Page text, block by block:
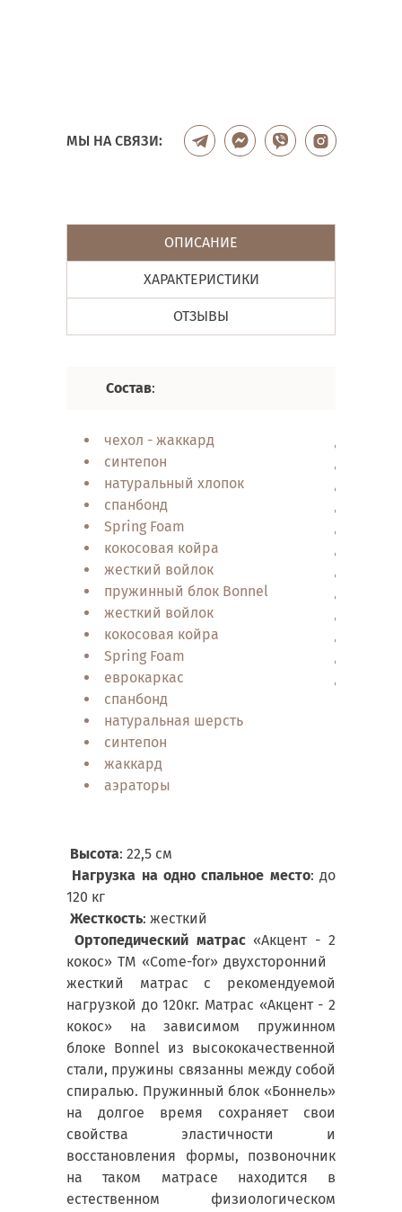
МЫ НА СВЯЗИ:
ОПИСАНИЕ
ХАРАКТЕРИСТИКИ
ОТЗЫВЫ
Состав:
чехол - жаккард
синтепон
натуральный хлопок
спанбонд
Spring Foam
кокосовая койра
жесткий войлок
пружинный блок Bonnel
жесткий войлок
кокосовая койра
Spring Foam
еврокаркас
спанбонд
натуральная шерсть
синтепон
жаккард
аэраторы
Высота: 22,5 см
Нагрузка на одно спальное место: до
120 кг
Жесткость: жесткий
Ортопедический матрас«Акцент - 2
кокос» ТМ «Come-for» двухсторонний
жесткий матрас с рекомендуемой
нагрузкой до 120кг. Матрас «Акцент - 2
кокос» на зависимом пружинном
блоке Bonnel из высококачественной
стали, пружины связанны между собой
спиралью. Пружинный блок «Боннель»
на долгое время сохраняет свои
свойства эластичности и
восстановления формы, позвоночник
на таком матрасе находится в
естественном физиологическом